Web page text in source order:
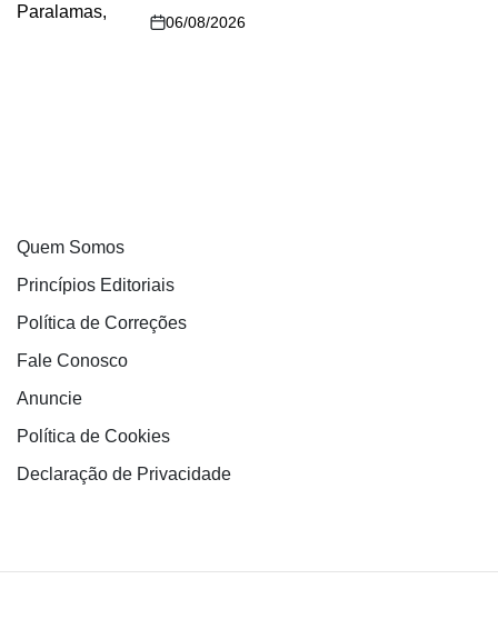
06/08/2026
Quem Somos
Princípios Editoriais
Política de Correções
Fale Conosco
Anuncie
Política de Cookies
Declaração de Privacidade